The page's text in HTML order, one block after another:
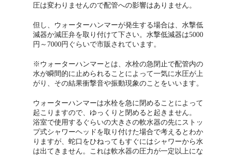
カートリッジ式
浴室用浄水器（塩素除去フィルター）
ハウジングケース
各種パーツ
お問合せ
圧は変わりませんので配管への影響はありません。
但し、ウォーターハンマーが発生する場合は、水撃低
減器か減圧弁を取り付けて下さい。水撃低減器は5000
円～7000円ぐらいで市販されています。
※ウォーターハンマーとは、水栓の急閉止で配管内の
水が瞬間的に止められることによって一気に水圧が上
がり、その結果衝撃音や振動現象のことをいいます。
ウォーターハンマーは水栓を急に閉めることによって
起こりますので、ゆっくりと閉めると起きません。
浴室で使用するぐらいの大きさの軟水器の先にストッ
プ式シャワーヘッドを取り付けた場合で考えるとわか
りますが、蛇口をひねってもすぐにはシャワーから水
は出てきません。これは軟水器の圧力が一定以上にな